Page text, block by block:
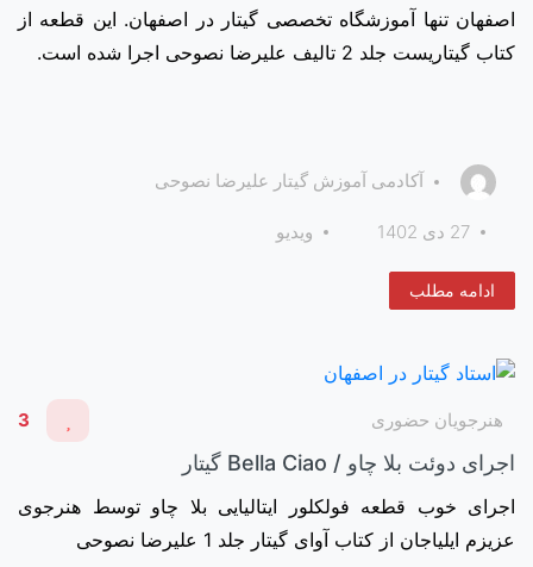
اصفهان تنها آموزشگاه تخصصی گیتار در اصفهان. این قطعه از
کتاب گیتاریست جلد 2 تالیف علیرضا نصوحی اجرا شده است.
آکادمی آموزش گیتار علیرضا نصوحی
27 دی 1402 ویدیو
ادامه مطلب
هنرجویان حضوری 3
اجرای دوئت بلا چاو / Bella Ciao گیتار
اجرای خوب قطعه فولکلور ایتالیایی بلا چاو توسط هنرجوی
عزیزم ایلیاجان از کتاب آوای گیتار جلد 1 علیرضا نصوحی